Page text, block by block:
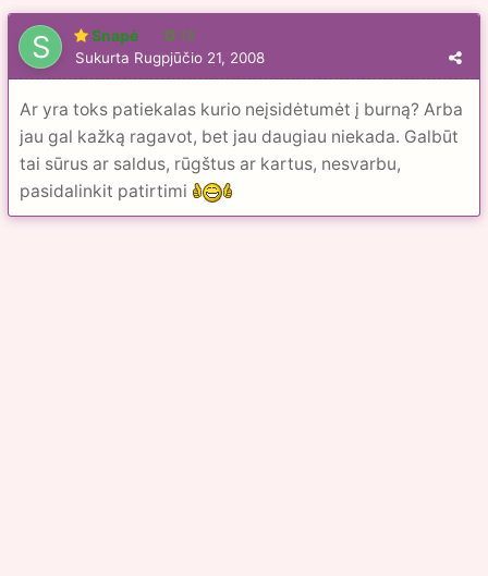
Snapė 13
Sukurta Rugpjūčio 21, 2008
Ar yra toks patiekalas kurio neįsidėtumėt į burną? Arba
jau gal kažką ragavot, bet jau daugiau niekada. Galbūt
tai sūrus ar saldus, rūgštus ar kartus, nesvarbu,
pasidalinkit patirtimi